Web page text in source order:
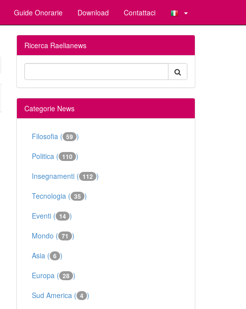
Guide Onorarie Download Contattaci
Ricerca Raelianews
Categorie News
Filosofia ( 59 )
Politica ( 110 )
Insegnamenti ( 112 )
Tecnologia ( 35 )
Eventi ( 14 )
Mondo ( 71 )
Asia ( 6 )
Europa ( 28 )
Sud America ( 4 )